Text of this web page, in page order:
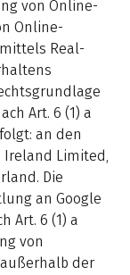
von Online-
Online-
Real-
Art. 6 (1) a
an den
Ireland Limited,
Die
an Google
Art. 6 (1) a
von
der